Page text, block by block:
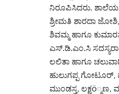
ನಿರೂಪಿಸಿದರು. ಶಾಲೆಯ
ಶ್ರೀಮತಿ ಶಾರದಾ
ಶಿವಮ್ಮ ಹಾಗೂ
ಎಸ್.ಡಿ.ಎಂ.ಸಿ
ಲಲಿತಾ ಹಾಗೂ
ಹುಲುಗಪ್ಪ ಗೋಟೂರ್,
ಮುಂಡಸ್ತ, ಲಕ್ಷö್ಮಣ,